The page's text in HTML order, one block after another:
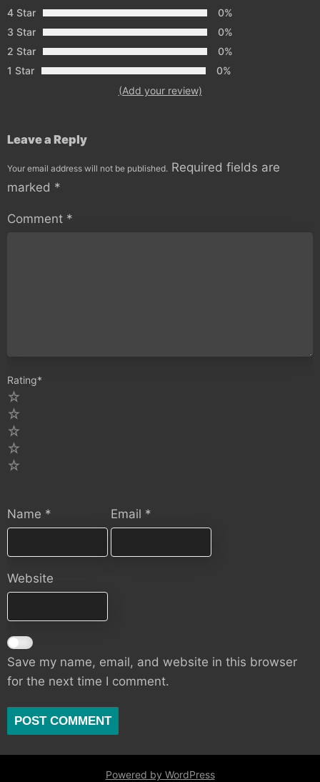
4 Star
0%
3 Star
0%
2 Star
0%
1 Star
0%
(Add your review)
Leave a Reply
Your email address will not be published. Required fields are
marked *
Comment *
Rating*
Name * Email *
Website
Save my name, email, and website in this browser
for the next time I comment.
Powered by WordPress